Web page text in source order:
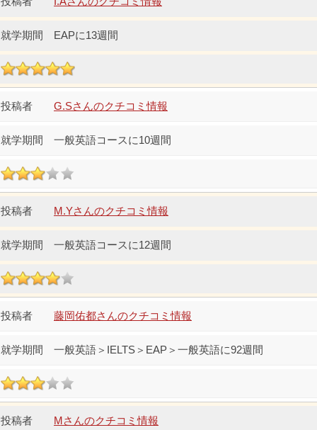
EAPに13週間
G.Sさんのクチコミ情報
一般英語コースに10週間
M.Yさんのクチコミ情報
一般英語コースに12週間
藤岡佑都さんのクチコミ情報
一般英語＞IELTS＞EAP＞一般英語に92週間
Mさんのクチコミ情報